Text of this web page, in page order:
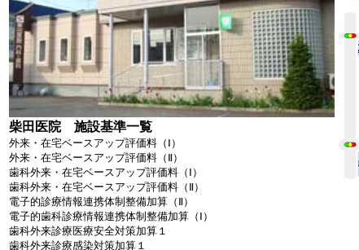
柴田医院 施設基準一覧
外来・在宅ベースアップ評価料（Ⅰ）
外来・在宅ベースアップ評価料（Ⅱ）
歯科外来・在宅ベースアップ評価料（Ⅰ）
歯科外来・在宅ベースアップ評価料（Ⅱ）
電子的診療情報連携体制整備加算（Ⅱ）
電子的歯科診療情報連携体制整備加算（Ⅰ）
歯科外来診療医療安全対策加算１
歯科外来診療感染対策加算１